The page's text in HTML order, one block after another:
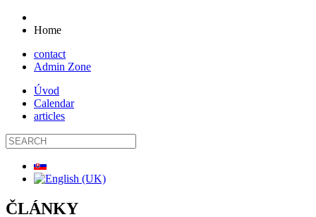
Home
contact
Admin Zone
Úvod
Calendar
articles
ČLÁNKY